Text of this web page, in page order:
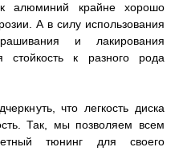
алюминий крайне хорошо
А в силу использования
и лакирования
стойкость к разного рода
что легкость диска
Так, мы позволяем всем
тюнинг для своего